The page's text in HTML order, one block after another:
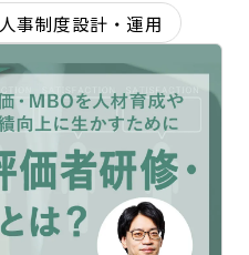
人事制度設計・運用